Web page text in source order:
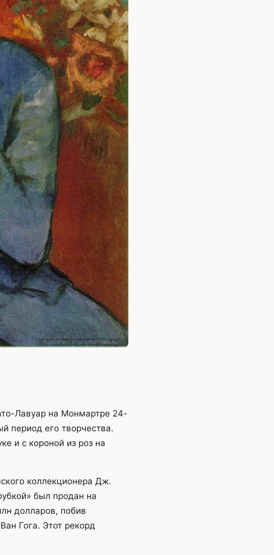
Лавуар на Монмартре 24-
период его творчества.
и с короной из роз на
коллекционера Дж.
был продан на
долларов, побив
Гога. Этот рекорд